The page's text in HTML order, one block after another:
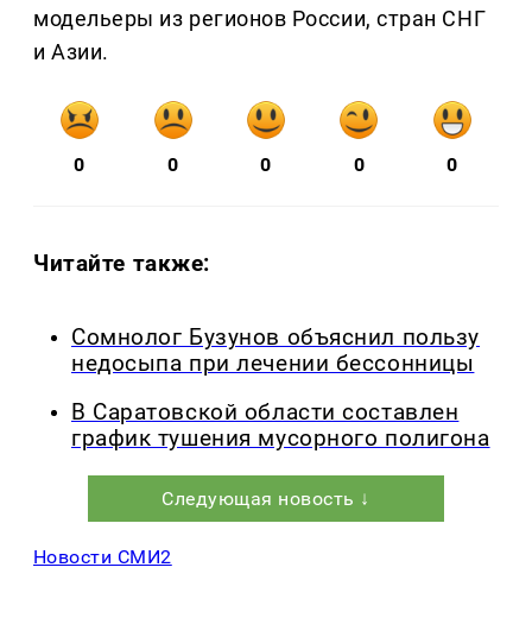
модельеры из регионов России, стран СНГ
и Азии.
0 0 0 0 0
Читайте также:
Сомнолог Бузунов объяснил пользу
недосыпа при лечении бессонницы
В Саратовской области составлен
график тушения мусорного полигона
Следующая новость ↓
Новости СМИ2